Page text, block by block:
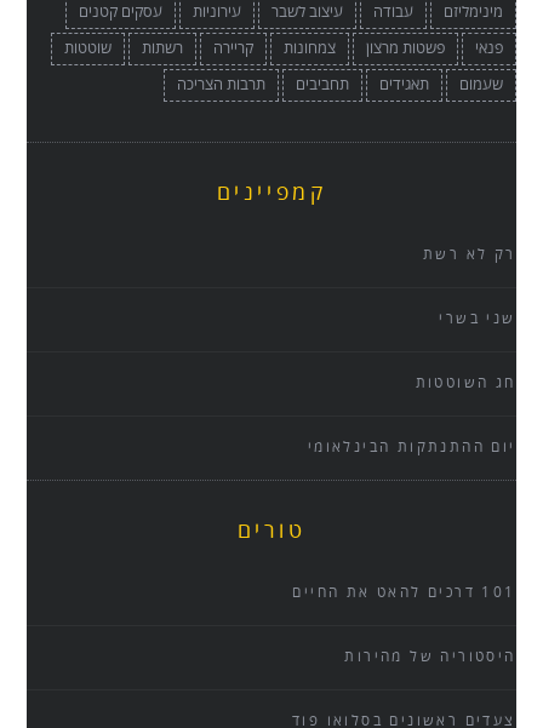
מינימליזם
עבודה עיצוב לשבר עירוניות
עסקים קטנים
פנאי
פשטות מרצון צמחונות קריירה רשתות
שוטטות
שעמום
תאגידים תחביבים תרבות הצריכה
קמפיינים
רק לא רשת
שני בשרי
חג השוטטות
יום ההתנתקות הבינלאומי
טורים
101 דרכים להאט את החיים
היסטוריה של מהירות
צעדים ראשונים בסלואו פוד